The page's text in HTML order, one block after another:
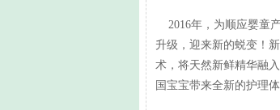
2016年，为顺应婴童
升级，迎来新的蜕变！
术，将天然新鲜精华融
国宝宝带来全新的护理体